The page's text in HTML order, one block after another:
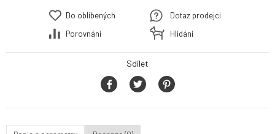
Do oblíbených
Porovnání
Dotaz prodejci
Hlídání
Sdílet